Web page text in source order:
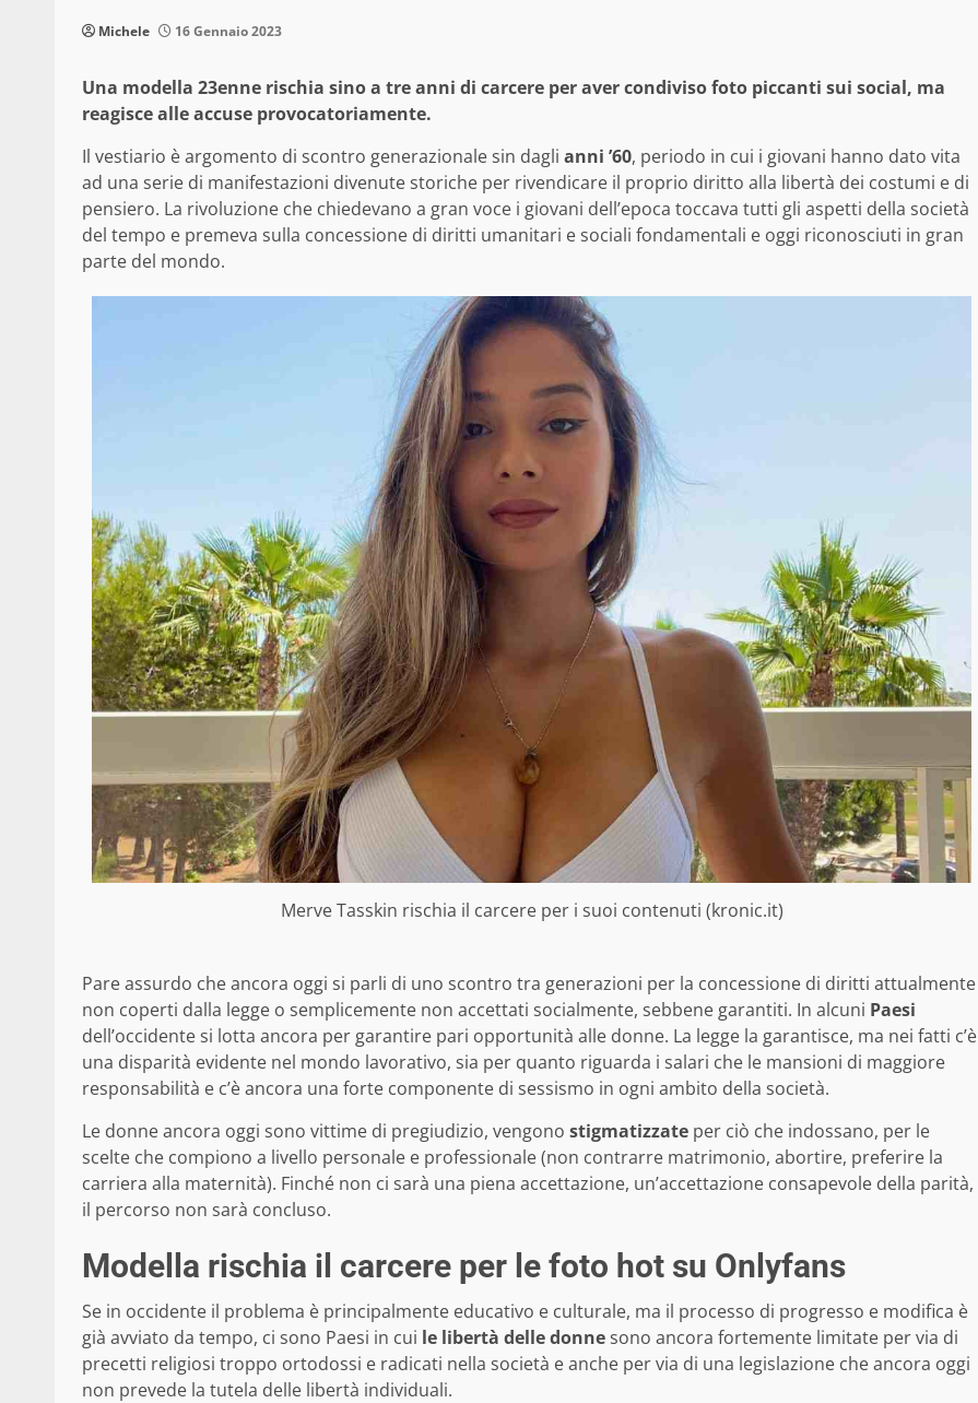
Michele 16 Gennaio 2023
Una modella 23enne rischia sino a tre anni di carcere per aver condiviso foto piccanti sui social, ma
reagisce alle accuse provocatoriamente.
Il vestiario è argomento di scontro generazionale sin dagli anni ’60, periodo in cui i giovani hanno dato vita
ad una serie di manifestazioni divenute storiche per rivendicare il proprio diritto alla libertà dei costumi e di
pensiero. La rivoluzione che chiedevano a gran voce i giovani dell’epoca toccava tutti gli aspetti della società
del tempo e premeva sulla concessione di diritti umanitari e sociali fondamentali e oggi riconosciuti in gran
parte del mondo.
Merve Tasskin rischia il carcere per i suoi contenuti (kronic.it)
Pare assurdo che ancora oggi si parli di uno scontro tra generazioni per la concessione di diritti attualmente
non coperti dalla legge o semplicemente non accettati socialmente, sebbene garantiti. In alcuni Paesi
dell’occidente si lotta ancora per garantire pari opportunità alle donne. La legge la garantisce, ma nei fatti c’è
una disparità evidente nel mondo lavorativo, sia per quanto riguarda i salari che le mansioni di maggiore
responsabilità e c’è ancora una forte componente di sessismo in ogni ambito della società.
Le donne ancora oggi sono vittime di pregiudizio, vengono stigmatizzate per ciò che indossano, per le
scelte che compiono a livello personale e professionale (non contrarre matrimonio, abortire, preferire la
carriera alla maternità). Finché non ci sarà una piena accettazione, un’accettazione consapevole della parità,
il percorso non sarà concluso.
Modella rischia il carcere per le foto hot su Onlyfans
Se in occidente il problema è principalmente educativo e culturale, ma il processo di progresso e modifica è
già avviato da tempo, ci sono Paesi in cui le libertà delle donnesono ancora fortemente limitate per via di
precetti religiosi troppo ortodossi e radicati nella società e anche per via di una legislazione che ancora oggi
non prevede la tutela delle libertà individuali.